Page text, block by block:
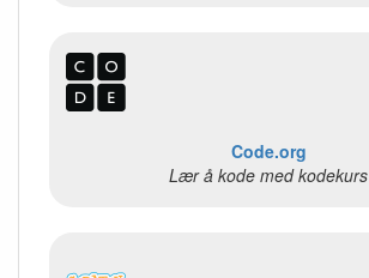
Code.org
Lær å kode med kodekurs